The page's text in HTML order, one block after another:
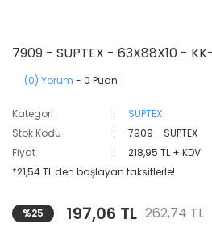
7909 - SUPTEX - 63X88X10 -
(0) Yorum - 0 Puan
Kategori
SUPTEX
Stok Kodu
7909 - SUPTEX
Fiyat
218,95 TL + KDV
*21,54 TL den başlayan taksitlerle!
%25 197,06 TL 262,74 TL